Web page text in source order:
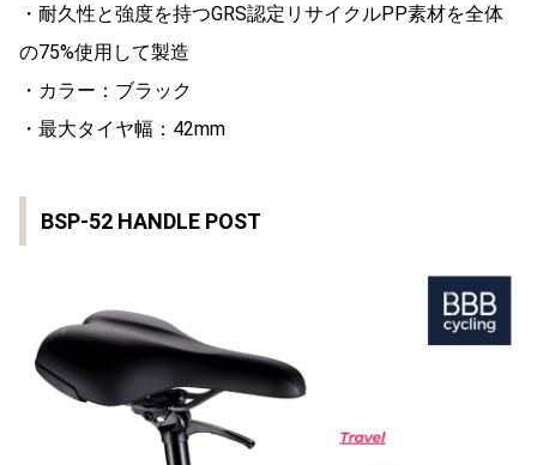
・耐久性と強度を持つGRS認定リサイクルPP素材を全体
の75%使用して製造
・カラー：ブラック
・最大タイヤ幅：42mm
BSP-52 HANDLE POST